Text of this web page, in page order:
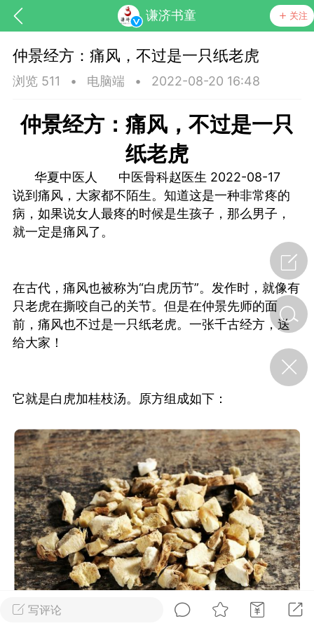
谦济书童 关注
，华夏中医人：家门口的中医人！
节气气象
0
问答
【养正护络膏】？
小海（HAi） 2
容平，顺时收
时精气
0
谷气行、营卫通：内经视角
下的脾胃调养要义
写评论
仲景经方：痛风，不过是一只纸老虎
浏览 511 • 电脑端 • 2022-08-20 16:48
仲景经方：痛风，不过是一只
纸老虎
华夏中医人 中医骨科赵医生 2022-08-17
说到痛风，大家都不陌生。知道这是一种非常疼的
病，如果说女人最疼的时候是生孩子，那么男子，
就一定是痛风了。
在古代，痛风也被称为“白虎历节”。发作时，就像有
只老虎在撕咬自己的关节。但是在仲景先师的面
前，痛风也不过是一只纸老虎。一张千古经方，送
给大家！
它就是白虎加桂枝汤。原方组成如下：